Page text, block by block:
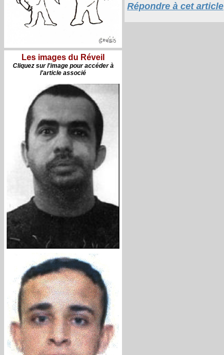
Les images du Réveil
Cliquez sur l'image pour accéder à
l'article associé
Répondre à cet article